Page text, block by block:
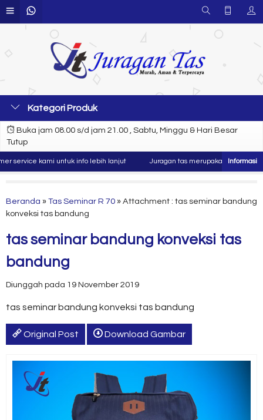
Kategori Produk
Buka jam 08.00 s/d jam 21.00 , Sabtu, Minggu & Hari Besar
Tutup
service kami untuk info lebih lanjut Juragan tas merupakan produsen
Beranda » Tas Seminar R 70 » Attachment : tas seminar bandung
konveksi tas bandung
tas seminar bandung konveksi tas
bandung
Diunggah pada 19 November 2019
tas seminar bandung konveksi tas bandung
Original Post Download Gambar